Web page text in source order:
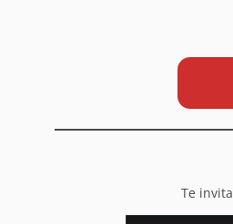
Te